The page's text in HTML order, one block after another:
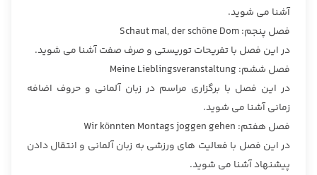
آشنا می شوید.
فصل پنجم: Schaut mal, der schöne Dom
در این فصل با تفریحات توریستی و صرف صفت آشنا می شوید.
فصل ششم: Meine Lieblingsveranstaltung
در این فصل با برگزاری مراسم در زبان آلمانی و حروف اضافه
زمانی آشنا می شوید.
فصل هفتم: Wir könnten Montags joggen gehen
در این فصل با فعالیت های ورزشی به زبان آلمانی و انتقال دادن
پیشنهاد آشنا می شوید.